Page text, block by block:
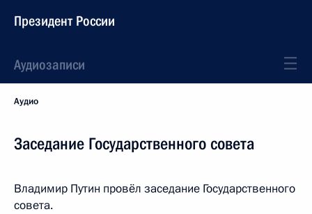
Президент России
Аудиозаписи
Аудио
Заседание Государственного совета
Владимир Путин провёл заседание Государственного
совета.